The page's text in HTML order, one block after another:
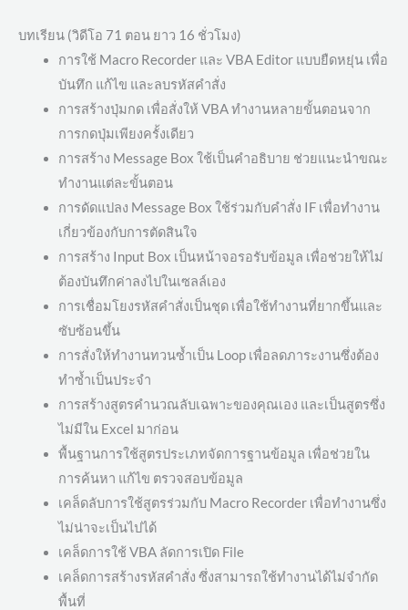
บทเรียน (วิดีโอ 71 ตอน ยาว 16 ชั่วโมง)
การใช้ Macro Recorder และ VBA Editor แบบยืดหยุ่น เพื่อ
บันทึก แก้ไข และลบรหัสคำสั่ง
การสร้างปุ่มกด เพื่อสั่งให้ VBA ทำงานหลายขั้นตอนจาก
การกดปุ่มเพียงครั้งเดียว
การสร้าง Message Box ใช้เป็นคำอธิบาย ช่วยแนะนำขณะ
ทำงานแต่ละขั้นตอน
การดัดแปลง Message Box ใช้ร่วมกับคำสั่ง IF เพื่อทำงาน
เกี่ยวข้องกับการตัดสินใจ
การสร้าง Input Box เป็นหน้าจอรอรับข้อมูล เพื่อช่วยให้ไม่
ต้องบันทึกค่าลงไปในเซลล์เอง
การเชื่อมโยงรหัสคำสั่งเป็นชุด เพื่อใช้ทำงานที่ยากขึ้นและ
ซับซ้อนขึ้น
การสั่งให้ทำงานทวนซ้ำเป็น Loop เพื่อลดภาระงานซึ่งต้อง
ทำซ้ำเป็นประจำ
การสร้างสูตรคำนวณลับเฉพาะของคุณเอง และเป็นสูตรซึ่ง
ไม่มีใน Excel มาก่อน
พื้นฐานการใช้สูตรประเภทจัดการฐานข้อมูล เพื่อช่วยใน
การค้นหา แก้ไข ตรวจสอบข้อมูล
เคล็ดลับการใช้สูตรร่วมกับ Macro Recorder เพื่อทำงานซึ่ง
ไม่น่าจะเป็นไปได้
เคล็ดการใช้ VBA ลัดการเปิด File
เคล็ดการสร้างรหัสคำสั่ง ซึ่งสามารถใช้ทำงานได้ไม่จำกัด
พื้นที่